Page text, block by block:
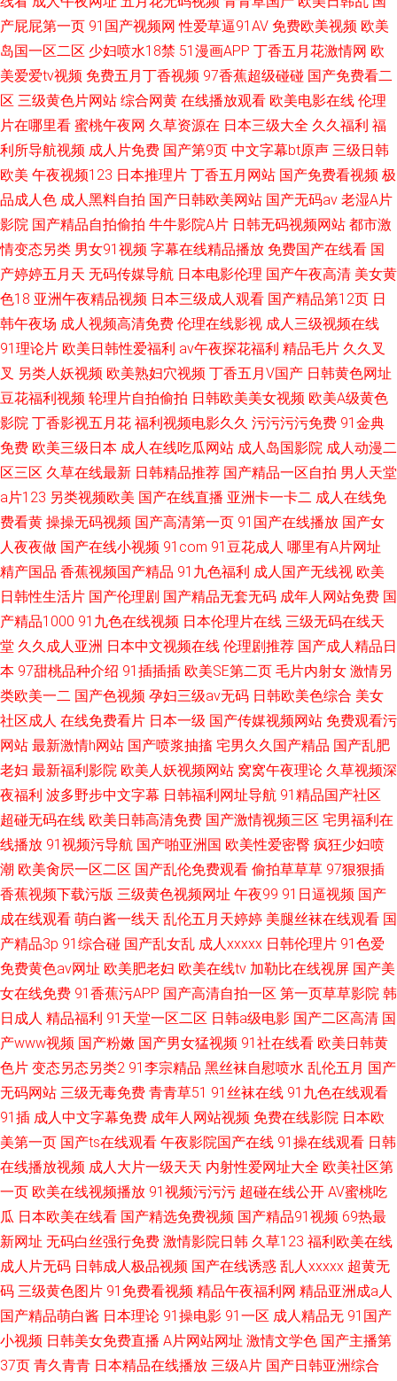
产屁屁第一页 91国产视频网 性爱草逼91AV 免费欧美视频 欧美
岛国一区二区 少妇喷水18禁 51漫画APP 丁香五月花激情网 欧
美爱爱tv视频 免费五月丁香视频 97香蕉超级碰碰 国产免费看二
区 三级黄色片网站 综合网黄 在线播放观看 欧美电影在线 伦理
片在哪里看 蜜桃午夜网 久草资源在 日本三级大全 久久福利 福
利所导航视频 成人片免费 国产第9页 中文字幕bt原声 三级日韩
欧美 午夜视频123 日本推理片 丁香五月网站 国产免费看视频 极
品成人色 成人黑料自拍 国产日韩欧美网站 国产无码av 老湿A片
影院 国产精品自拍偷拍 牛牛影院A片 日韩无码视频网站 都市激
情变态另类 男女91视频 字幕在线精品播放 免费国产在线看 国
产婷婷五月天 无码传媒导航 日本电影伦理 国产午夜高清 美女黄
色18 亚洲午夜精品视频 日本三级成人观看 国产精品第12页 日
韩午夜场 成人视频高清免费 伦理在线影视 成人三级视频在线
91理论片 欧美日韩性爱福利 av午夜探花福利 精品毛片 久久叉
叉 另类人妖视频 欧美熟妇穴视频 丁香五月V国产 日韩黄色网址
豆花福利视频 轮理片自拍偷拍 日韩欧美美女视频 欧美A级黄色
影院 丁香影视五月花 福利视频电影久久 污污污污免费 91金典
免费 欧美三级日本 成人在线吃瓜网站 成人岛国影院 成人动漫二
区三区 久草在线最新 日韩精品推荐 国产精品一区自拍 男人天堂
a片123 另类视频欧美 国产在线直播 亚洲卡一卡二 成人在线免
费看黄 操操无码视频 国产高清第一页 91国产在线播放 国产女
人夜夜做 国产在线小视频 91com 91豆花成人 哪里有A片网址
精产国品 香蕉视频国产精品 91九色福利 成人国产无线视 欧美
日韩性生活片 国产伦理剧 国产精品无套无码 成年人网站免费 国
产精品1000 91九色在线视频 日本伦理片在线 三级无码在线天
堂 久久成人亚洲 日本中文视频在线 伦理剧推荐 国产成人精品日
本 97甜桃品种介绍 91插插插 欧美SE第二页 毛片内射女 激情另
类欧美一二 国产色视频 孕妇三级av无码 日韩欧美色综合 美女
社区成人 在线免费看片 日本一级 国产传媒视频网站 免费观看污
网站 最新激情h网站 国产喷浆抽搐 宅男久久国产精品 国产乱肥
老妇 最新福利影院 欧美人妖视频网站 窝窝午夜理论 久草视频深
夜福利 波多野步中文字幕 日韩福利网址导航 91精品国产社区
超碰无码在线 欧美日韩高清免费 国产激情视频三区 宅男福利在
线播放 91视频污导航 国产啪亚洲国 欧美性爱密臀 疯狂少妇喷
潮 欧美肏屄一区二区 国产乱伦免费观看 偷拍草草草 97狠狠插
香蕉视频下载污版 三级黄色视频网址 午夜99 91日逼视频 国产
成在线观看 萌白酱一线天 乱伦五月天婷婷 美腿丝袜在线观看 国
产精品3p 91综合碰 国产乱女乱 成人xxxxx 日韩伦理片 91色爱
免费黄色av网址 欧美肥老妇 欧美在线tv 加勒比在线视屏 国产美
女在线免费 91香蕉污APP 国产高清自拍一区 第一页草草影院 韩
日成人 精品福利 91天堂一区二区 日韩a级电影 国产二区高清 国
产www视频 国产粉嫩 国产男女猛视频 91社在线看 欧美日韩黄
色片 变态另态另类2 91李宗精品 黑丝袜自慰喷水 乱伦五月 国产
无码网站 三级无毒免费 青青草51 91丝袜在线 91九色在线观看
91插 成人中文字幕免费 成年人网站视频 免费在线影院 日本欧
美第一页 国产ts在线观看 午夜影院国产在线 91操在线观看 日韩
在线播放视频 成人大片一级天天 内射性爱网址大全 欧美社区第
一页 欧美在线视频播放 91视频污污污 超碰在线公开 AV蜜桃吃
瓜 日本欧美在线看 国产精选免费视频 国产精品91视频 69热最
新网址 无码白丝强行免费 激情影院日韩 久草123 福利欧美在线
成人片无码 日韩成人极品视频 国产在线诱惑 乱人xxxxx 超黄无
码 三级黄色图片 91免费看视频 精品午夜福利网 精品亚洲成a人
国产精品萌白酱 日本理论 91操电影 91一区 成人精品无 91国产
小视频 日韩美女免费直播 A片网站网址 激情文学色 国产主播第
37页 青久青青 日本精品在线播放 三级A片 国产日韩亚洲综合